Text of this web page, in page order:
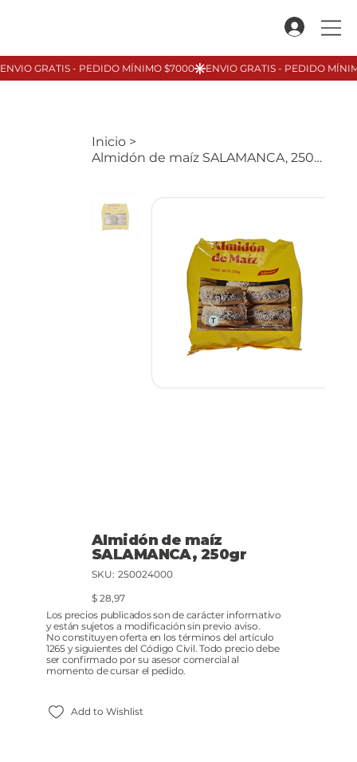
Inicio >
Almidón de maíz SALAMANCA, 250gr
Almidón de maíz
SALAMANCA, 250gr
SKU: SKU
250024000
Precio
$ 28,97
Add to Wishlist
Los precios publicados son de carácter informativo
y están sujetos a modificación sin previo aviso.
No constituyen oferta en los términos del artículo
1265 y siguientes del Código Civil. Todo precio debe
ser confirmado por su asesor comercial al
momento de cursar el pedido.